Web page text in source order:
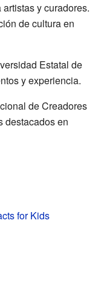
y curadores.
de cultura en
Estatal de
y experiencia.
de Creadores
destacados en
for Kids